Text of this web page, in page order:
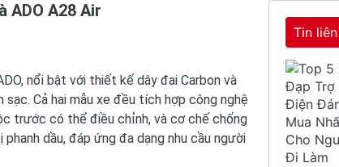
ADO A28 Air
nổi bật với thiết kế dây đai Carbon và
Cả hai mẫu xe đều tích hợp công nghệ
trước có thể điều chỉnh, và cơ chế chống
dầu, đáp ứng đa dạng nhu cầu người
Tin